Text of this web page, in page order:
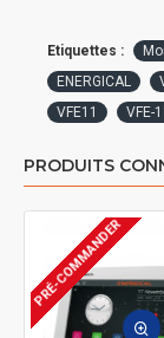
Etiquettes :
ENERGICAL
VFE11
VFE-
PRODUITS
PRÉ-COMMANDER